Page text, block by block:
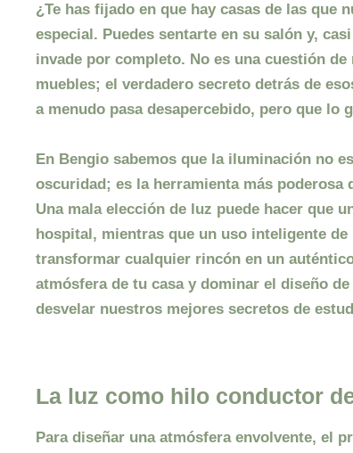
¿Te has fijado en que hay casas de las que
especial. Puedes sentarte en su salón y,
invade por completo. No es una cuestión
muebles; el verdadero secreto detrás de
a menudo pasa desapercebido, pero que lo
En Bengio sabemos que la iluminación no
oscuridad; es la herramienta más poderosa
Una mala elección de luz puede hacer que
hospital, mientras que un uso inteligente de
transformar cualquier rincón en un
atmósfera de tu casa y dominar el diseño
desvelar nuestros mejores secretos de
La luz como hilo conductor
Para diseñar una atmósfera envolvente, el